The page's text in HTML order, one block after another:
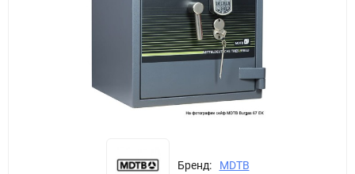
Бренд: MDTB